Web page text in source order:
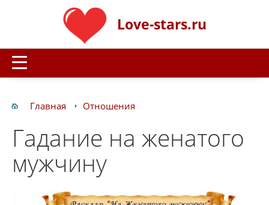
Love-stars.ru
Главная Отношения
Гадание на женатого
мужчину